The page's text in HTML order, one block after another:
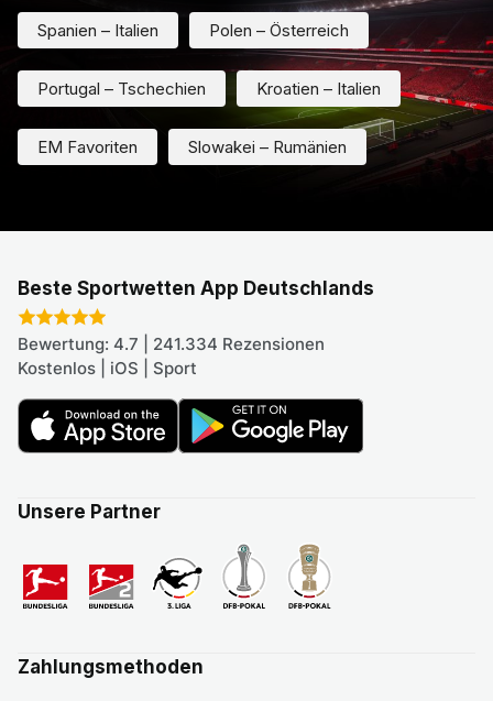
Spanien – Italien Polen – Österreich
Portugal – Tschechien Kroatien – Italien
EM Favoriten Slowakei – Rumänien
Beste Sportwetten App Deutschlands
Bewertung: 4.7 | 241.334 Rezensionen
Kostenlos | iOS | Sport
Unsere Partner
Zahlungsmethoden